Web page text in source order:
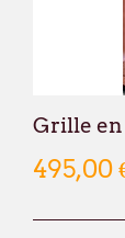
Grille en
495,00